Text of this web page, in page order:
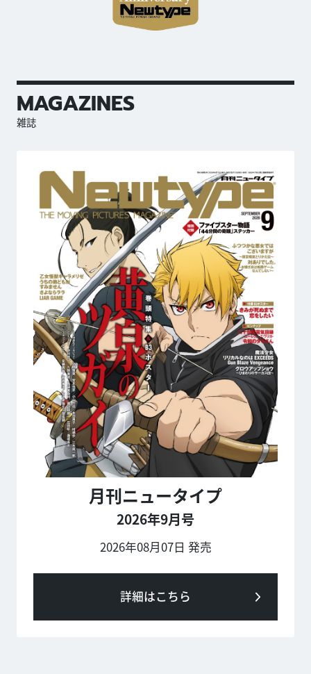
MAGAZINES
雑誌
月刊ニュータイプ
2026年9月号
2026年08月07日 発売
詳細はこちら